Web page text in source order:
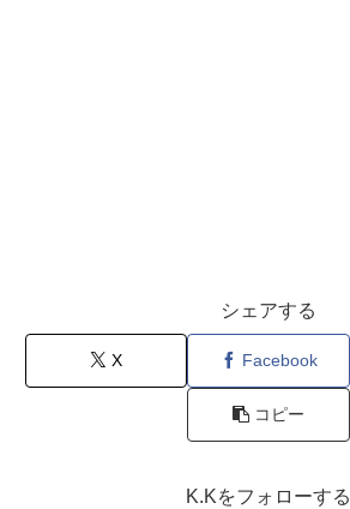
シェアする
X Facebook
コピー
K.Kをフォローする